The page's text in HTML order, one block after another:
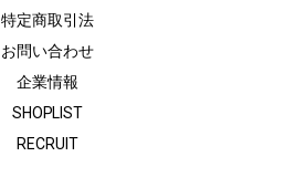
特定商取引法
お問い合わせ
企業情報
SHOPLIST
RECRUIT